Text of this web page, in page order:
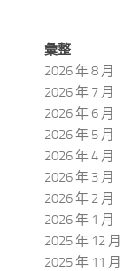
彙整
2026 年 8 月
2026 年 7 月
2026 年 6 月
2026 年 5 月
2026 年 4 月
2026 年 3 月
2026 年 2 月
2026 年 1 月
2025 年 12 月
2025 年 11 月